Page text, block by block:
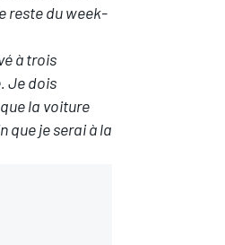
reste du week-
à trois
Je dois
la voiture
que je serai à la